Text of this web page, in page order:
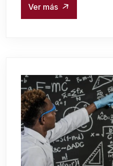
Ver más